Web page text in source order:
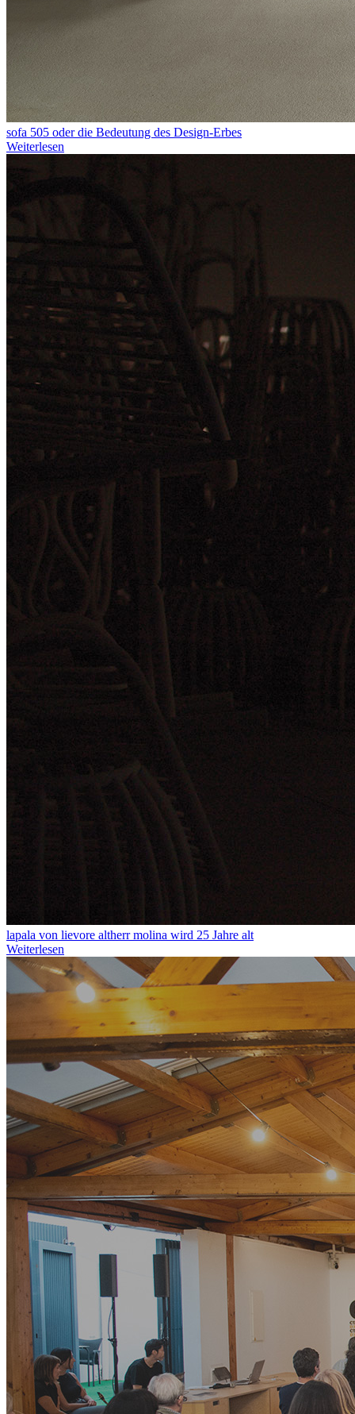
sofa 505 oder die Bedeutung des Design-Erbes
Weiterlesen
lapala von lievore altherr molina wird 25 Jahre alt
Weiterlesen